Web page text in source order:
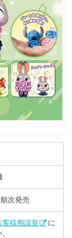
次発売
客様相談室
に